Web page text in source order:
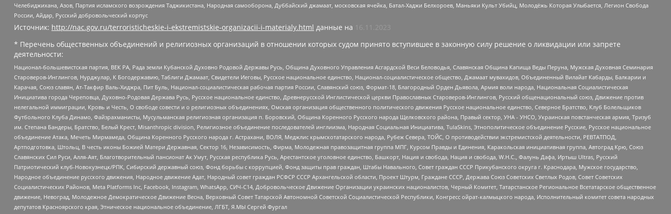
Челебиджихана, Азов, Партия исламского возрождения Таджикистана, Народная самооборона, Дуббайский джамаат, московская ячейка, Батал-Хаджи Белхороев, Маньяки Культ Убийц, Молодёжь Которая Улыбается, Легион Свобода
России, Айдар, Русский добровольческий корпус
Источник: http://nac.gov.ru/terroristicheskie-i-ekstremistskie-organizacii-i-materialy.html данные на
16.11.2023
* Перечень общественных объединений и религиозных организаций в отношении которых судом принято вступившее в законную силу решение о ликвидации или запрете
деятельности:
Национал-большевистская партия, ВЕК РА, Рада земли Кубанской Духовно Родовой Державы Русь, Община Духовного Управления Асгардской Веси Беловодья, Славянская Община Капища Веды Перуна, Мужская Духовная Семинария
Староверов-Инглингов, Нурджулар, К Богодержавию, Таблиги Джамаат, Свидетели Иеговы, Русское национальное единство, Национал-социалистическое общество, Джамаат мувахидов, Объединенный Вилайат Кабарды, Балкарии и
Карачая, Союз славян, Ат-Такфир Валь-Хиджра, Пит Буль, Национал-социалистическая рабочая партия России, Славянский союз, Формат-18, Благородный Орден Дьявола, Армия воли народа, Национальная Социалистическая
Инициатива города Череповца, Духовно-Родовая Держава Русь, Русское национальное единство, Древнерусской Инглистической церкви Православных Староверов-Инглингов, Русский общенациональный союз, Движение против
нелегальной иммиграции, Кровь и Честь, О свободе совести и о религиозных объединениях, Омская организация общественного политического движения Русское национальное единство, Северное Братство, Клуб Болельщиков
Футбольного Клуба Динамо, Файзрахманисты, Мусульманская религиозная организация п. Боровский, Община Коренного Русского народа Щелковского района, Правый сектор, УНА - УНСО, Украинская повстанческая армия, Тризуб
им. Степана Бандеры, Братство, Белый Крест, Misanthropic division, Религиозное объединение последователей инглиизма, Народная Социальная Инициатива, TulaSkins, Этнополитическое объединение Русские, Русское национальное
объединение Атака, Мечеть Мирмамеда, Община Коренного Русского народа г. Астрахани, ВОЛЯ, Меджлис крымскотатарского народа, Рубеж Севера, ТОЙС, О противодействии экстремистской деятельности, РЕВТАТПОД,
Артподготовка, Штольц, В честь иконы Божией Матери Державная, Сектор 16, Независимость, Фирма, Молодежная правозащитная группа МПГ, Курсом Правды и Единения, Каракольская инициативная группа, Автоград Крю, Союз
Славянских Сил Руси, Алля-Аят, Благотворительный пансионат Ак Умут, Русская республика Русь, Арестантское уголовное единство, Башкорт, Нация и свобода, Нация и свобода, W.H.С., Фалунь Дафа, Иртыш Ultras, Русский
Патриотический клуб-Новокузнецк/РПК, Сибирский державный союз, Фонд борьбы с коррупцией, Фонд защиты прав граждан, Штабы Навального, Совет граждан СССР Прикубанского округа г. Краснодара, Мужское государство,
Народное объединение русского движения, Народное движение Адат, Народный совет граждан РСФСР СССР Архангельской области, Проект Штурм, Граждане СССР, Держава Союз Советских Светлых Родов, Совет Советских
Социалистических Районов, Meta Platforms Inc, Facebook, Instagram, WhatsApp, СИЧ-С14, Добровольческое Движение Организации украинских националистов, Черный Комитет, Татарстанское Региональное Всетатарское общественное
движение, Невоград, Молодежное Демократическое Движение Весна, Верховный Совет Татарской Автономной Советской Социалистической Республики, Конгресс ойрат-калмыцкого народа, Исполнительный комитет совета народных
депутатов Красноярского края, Этническое национальное объединение, ЛГБТ, Я.МЫ Сергей Фургал